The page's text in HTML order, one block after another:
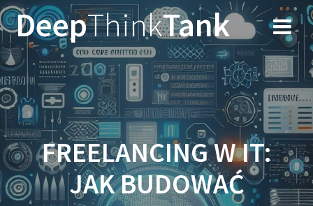
Przejdź
do
treści
DeepThinkTank
FREELANCING W IT:
JAK BUDOWAĆ